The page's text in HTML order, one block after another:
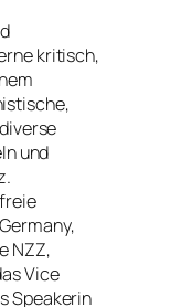
kritisch,
und
NZZ,
Vice
Speakerin